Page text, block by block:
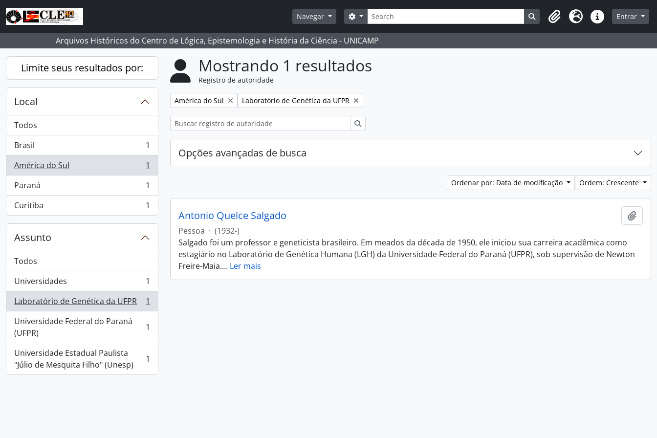
Skip to main content
Navegar
Buscar
Opções de busca Busque na página de navegação
Clipboard
Idioma Atalhos Entrar
Arquivos Históricos do Centro de Lógica, Epistemologia e História da Ciência - UNICAMP
Limite seus resultados por:
Local
Todos
Brasil
, 1 resultados
1
América do Sul
, 1 resultados
1
Paraná
, 1 resultados
1
Curitiba
, 1 resultados 1
Assunto
Todos
Universidades
, 1 resultados
1
Laboratório de Genética da UFPR
, 1 resultados
1
Universidade Federal do Paraná
(UFPR)
, 1 resultados 1
Universidade Estadual Paulista
"Júlio de Mesquita Filho" (Unesp)
, 1 resultados 1
Mostrando 1 resultados
Registro de autoridade
Remover filtro:
América do Sul Remover filtro:
Laboratório de Genética da UFPR
Opções avançadas de busca
Ordenar por: Data de modificação Ordem: Crescente
Antonio Quelce Salgado
Pessoa · (1932-)
Salgado foi um professor e geneticista brasileiro. Em meados da década de 1950, ele iniciou sua carreira acadêmica como
estagiário no Laboratório de Genética Humana (LGH) da Universidade Federal do Paraná (UFPR), sob supervisão de Newton
Freire-Maia.… Ler mais